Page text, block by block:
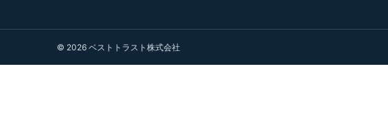
© 2026 ベストトラスト株式会社